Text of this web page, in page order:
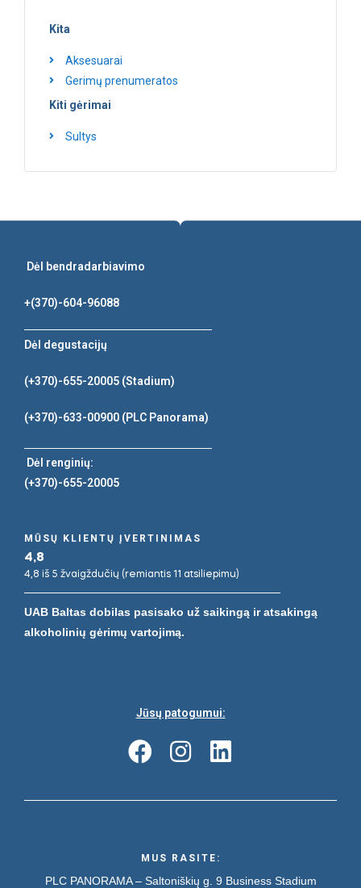
Kita
Aksesuarai
Gerimų prenumeratos
Kiti gėrimai
Sultys
Dėl bendradarbiavimo
+(370)-604-96088
Dėl degustacijų
(+370)-655-20005 (Stadium)
(+370)-633-00900 (PLC Panorama)
Dėl renginių:
(+370)-655-20005
MŪSŲ KLIENTŲ ĮVERTINIMAS
4,8
4,8 iš 5 žvaigždučių (remiantis 11 atsiliepimu)
UAB Baltas dobilas pasisako už saikingą ir atsakingą
alkoholinių gėrimų vartojimą.
Jūsų patogumui:
MUS RASITE:
PLC PANORAMA – Saltoniškių g. 9 Business Stadium